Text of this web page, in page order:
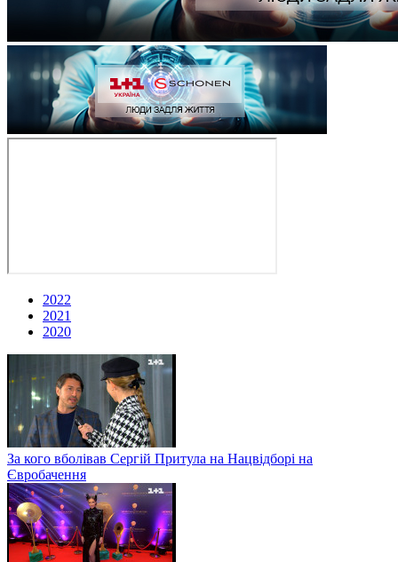
2022
2021
2020
За кого вболівав Сергій Притула на Нацвідборі на
Євробачення